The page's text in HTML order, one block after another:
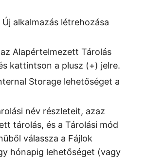
alkalmazás létrehozása
Alapértelmezett Tárolás
kattintson a plusz (+) jelre.
Storage lehetőséget a
név részleteit, azaz
tárolás, és a Tárolási mód
válassza a Fájlok
hónapig lehetőséget (vagy